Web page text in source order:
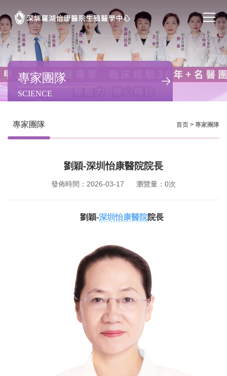
首页
私密處整形
不孕不育
專家團隊
SCIENCE
專家團隊 首页 > 專家團隊
劉穎-深圳怡康醫院院長
發佈時間：2026-03-17 瀏覽量：0次
劉穎-深圳怡康醫院院長